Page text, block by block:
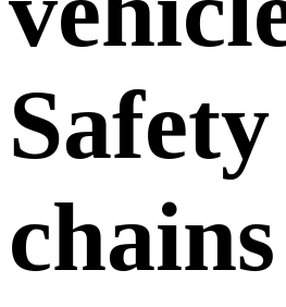
Safety